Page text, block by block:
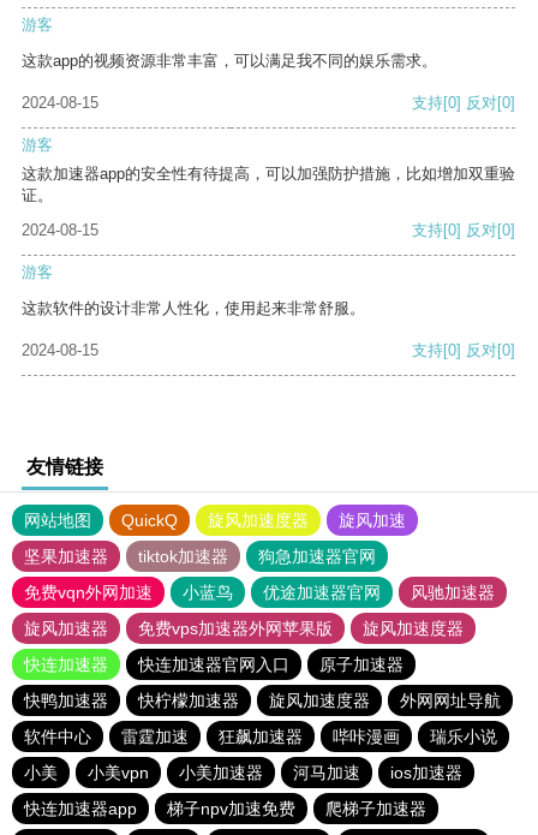
游客
这款app的视频资源非常丰富，可以满足我不同的娱乐需求。
2024-08-15 支持[0] 反对[0]
游客
这款加速器app的安全性有待提高，可以加强防护措施，比如增加双重验
证。
2024-08-15
支持[0] 反对[0]
游客
这款软件的设计非常人性化，使用起来非常舒服。
2024-08-15 支持[0] 反对[0]
友情链接
网站地图 QuickQ 旋风加速度器
旋风加速
坚果加速器
tiktok加速器
狗急加速器官网
免费vqn外网加速
小蓝鸟 优途加速器官网
风驰加速器
旋风加速器
免费vps加速器外网苹果版
旋风加速度器
快连加速器
快连加速器官网入口
原子加速器
快鸭加速器
快柠檬加速器 旋风加速度器
外网网址导航
软件中心
雷霆加速 狂飙加速器 哔咔漫画
瑞乐小说
小美
小美vpn 小美加速器 河马加速
ios加速器
快连加速器app
梯子npv加速免费 爬梯子加速器